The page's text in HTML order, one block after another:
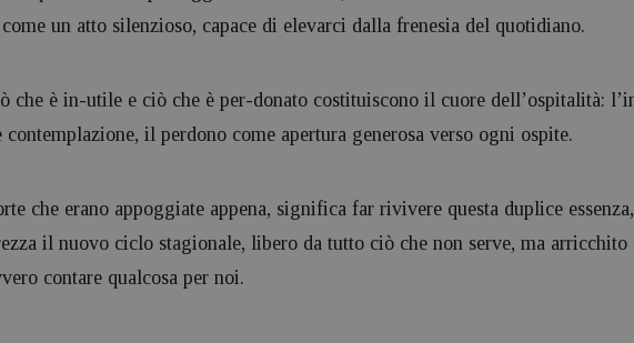
un atto silenzioso, capace di elevarci dalla frenesia del quotidiano.
che è in-utile e ciò che è per-donato costituiscono il cuore dell’ospitalità:
contemplazione, il perdono come apertura generosa verso ogni ospite.
che erano appoggiate appena, significa far rivivere questa duplice
il nuovo ciclo stagionale, libero da tutto ciò che non serve, ma
contare qualcosa per noi.